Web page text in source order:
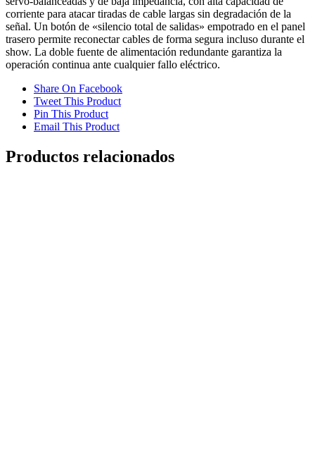
corriente para atacar tiradas de cable largas sin degradación de la
señal. Un botón de «silencio total de salidas» empotrado en el panel
trasero permite reconectar cables de forma segura incluso durante el
show. La doble fuente de alimentación redundante garantiza la
operación continua ante cualquier fallo eléctrico.
Share On Facebook
Tweet This Product
Pin This Product
Email This Product
Productos relacionados